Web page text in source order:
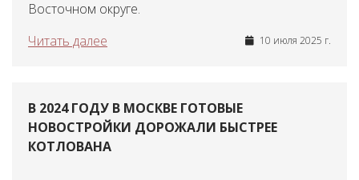
Восточном округе.
Читать далее
10 июля 2025 г.
В 2024 ГОДУ В МОСКВЕ ГОТОВЫЕ
НОВОСТРОЙКИ ДОРОЖАЛИ БЫСТРЕЕ
КОТЛОВАНА